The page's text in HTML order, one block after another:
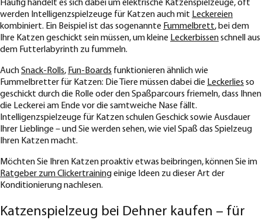
Häufig handelt es sich dabei um elektrische Katzenspielzeuge, oft
werden Intelligenzspielzeuge für Katzen auch mit Leckereien
kombiniert. Ein Beispiel ist das sogenannte Fummelbrett, bei dem
Ihre Katzen geschickt sein müssen, um kleine Leckerbissenschnell aus
dem Futterlabyrinth zu fummeln.
AuchSnack-Rolls, Fun-Boards funktionieren ähnlich wie
Fummelbretter für Katzen: Die Tiere müssen dabei die Leckerlies so
geschickt durch die Rolle oder den Spaßparcours friemeln, dass Ihnen
die Leckerei am Ende vor die samtweiche Nase fällt.
Intelligenzspielzeuge für Katzen schulen Geschick sowie Ausdauer
Ihrer Lieblinge – und Sie werden sehen, wie viel Spaß das Spielzeug
Ihren Katzen macht.
Möchten Sie Ihren Katzen proaktiv etwas beibringen, können Sie im
Ratgeber zum Clickertrainingeinige Ideen zu dieser Art der
Konditionierung nachlesen.
Katzenspielzeug bei Dehner kaufen – für